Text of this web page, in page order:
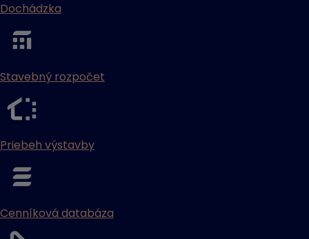
Dochádzka
Stavebný rozpočet
Priebeh výstavby
Cenníková databáza